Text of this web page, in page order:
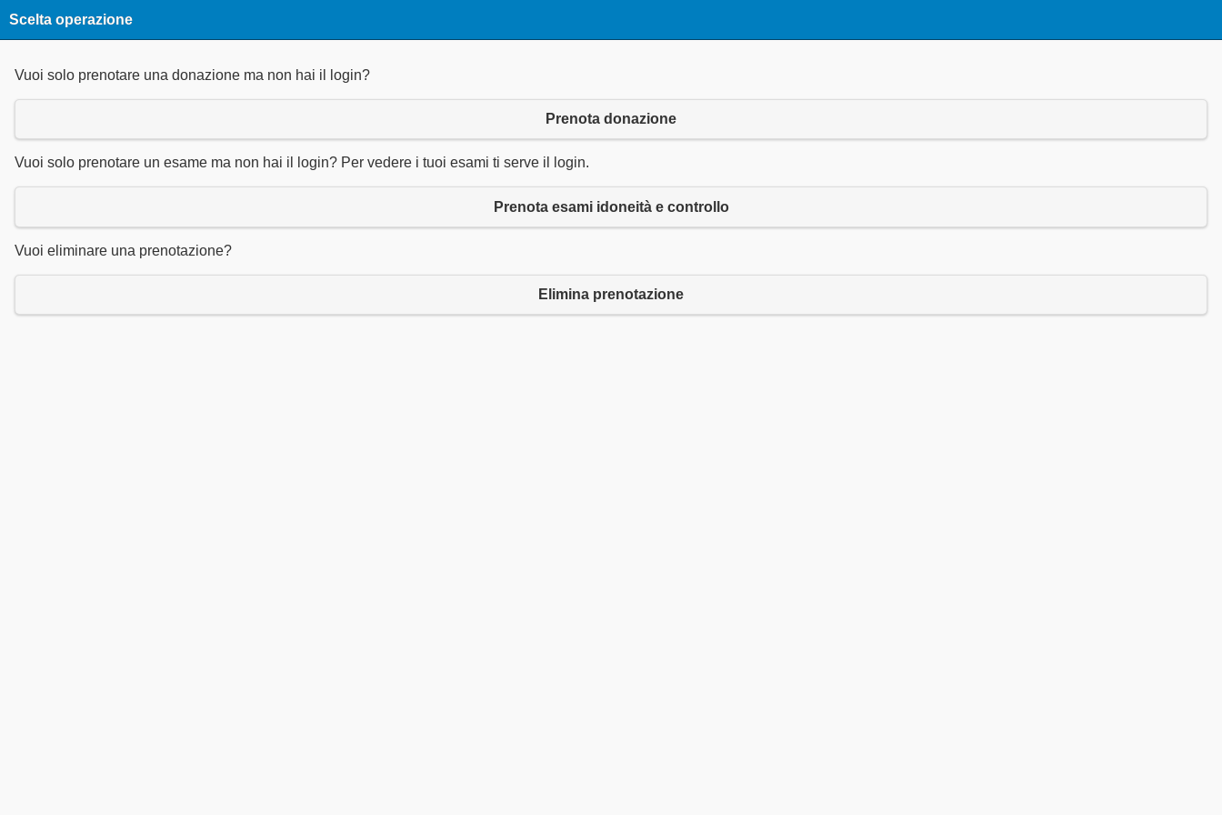
Scelta operazione
Vuoi solo prenotare una donazione ma non hai il login?
Prenota donazione
Vuoi solo prenotare un esame ma non hai il login? Per vedere i tuoi esami ti serve il login.
Prenota esami idoneità e controllo
Vuoi eliminare una prenotazione?
Elimina prenotazione